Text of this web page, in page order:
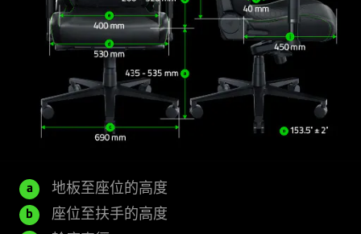
a 地板至座位的高度
b 座位至扶手的高度